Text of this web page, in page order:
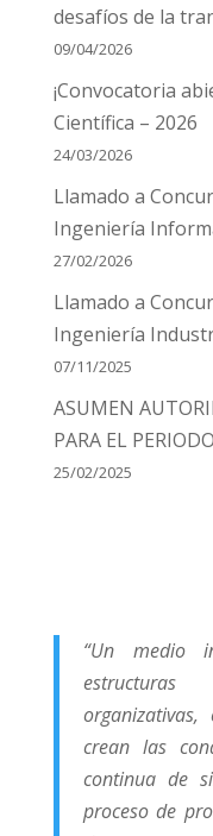
desafíos de la
09/04/2026
¡Convocatoria
Científica – 2026
24/03/2026
Llamado a
Ingeniería
27/02/2026
Llamado a
Ingeniería
07/11/2025
ASUMEN
PARA EL
25/02/2025
“Un medio
estructuras
crean las
continua de
proceso de